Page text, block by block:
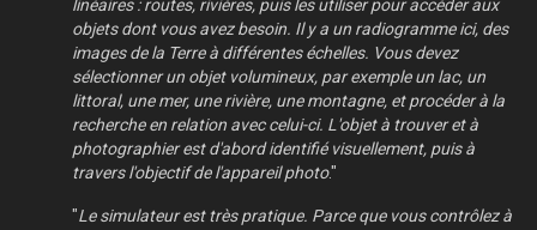
linéaires : routes, rivières, puis les utiliser pour accéder aux
objets dont vous avez besoin. Il y a un radiogramme ici, des
images de la Terre à différentes échelles. Vous devez
sélectionner un objet volumineux, par exemple un lac, un
littoral, une mer, une rivière, une montagne, et procéder à la
recherche en relation avec celui-ci. L'objet à trouver et à
photographier est d'abord identifié visuellement, puis à
travers l'objectif de l'appareil photo."
"Le simulateur est très pratique. Parce que vous contrôlez à